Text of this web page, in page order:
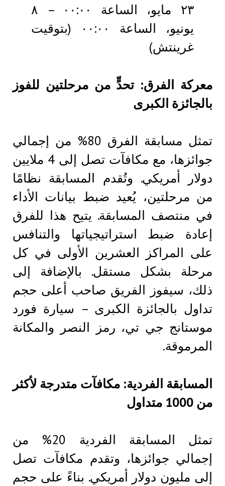
٢٣ مايو، الساعة ٠٠:٠٠ – ٨
يونيو، الساعة ٠٠:٠٠ (بتوقيت
غرينتش)
معركة الفرق: تحدٍّ من مرحلتين للفوز
بالجائزة الكبرى
تمثل مسابقة الفرق 80% من إجمالي
جوائزها، مع مكافآت تصل إلى 4 ملايين
دولار أمريكي. وتُقدم المسابقة نظامًا
من مرحلتين، يُعيد ضبط بيانات الأداء
في منتصف المسابقة. يتيح هذا للفرق
إعادة ضبط استراتيجياتها والتنافس
على المراكز العشرين الأولى في كل
مرحلة بشكل مستقل. بالإضافة إلى
ذلك، سيفوز الفريق صاحب أعلى حجم
تداول بالجائزة الكبرى – سيارة فورد
موستانج جي تي، رمز النصر والمكانة
المرموقة.
المسابقة الفردية: مكافآت متدرجة لأكثر
من 1000 متداول
تمثل المسابقة الفردية 20% من
إجمالي جوائزها، وتقدم مكافآت تصل
إلى مليون دولار أمريكي. بناءً على حجم